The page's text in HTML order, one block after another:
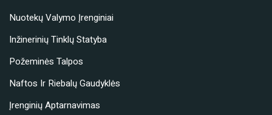
Nuotekų Valymo Įrenginiai
Inžinerinių Tinklų Statyba
Požeminės Talpos
Naftos Ir Riebalų Gaudyklės
Įrenginių Aptarnavimas